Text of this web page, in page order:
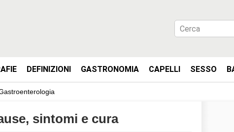
DEFINIZIONI GASTRONOMIA CAPELLI SESSO
sintomi e cura